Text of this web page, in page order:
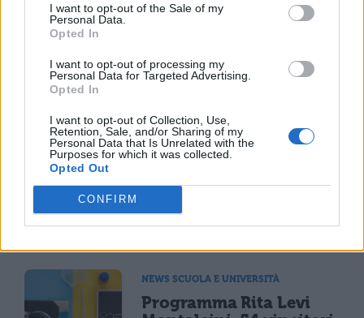
I want to opt-out of the Sale of my
Personal Data.
Opted In
I want to opt-out of processing my
Personal Data for Targeted Advertising.
Opted In
I want to opt-out of Collection, Use,
Retention, Sale, and/or Sharing of my
Personal Data that Is Unrelated with the
Purposes for which it was collected.
Opted Out
CONFIRM
TI POTREBBE INTERESSARE
MATURITÀ
Maturità 2026, il sud
ma i 100 crollano del
bonus
NEWS SCUOLA E UNIVERSITÀ
Programma Rita Levi